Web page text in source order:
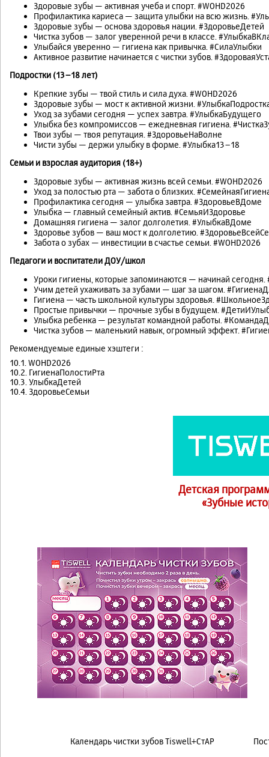
Здоровые зубы — активная учеба и спорт. #WOHD2026
Профилактика кариеса — защита улыбки на всю жизнь.
Здоровые зубы — основа здоровья нации. #ЗдоровьеДетей
Чистка зубов — залог уверенной речи в классе.
Улыбайся уверенно — гигиена как привычка. #СилаУлыбки
Активное развитие начинается с чистки зубов.
Подростки (13–18 лет)
Крепкие зубы — твой стиль и сила духа. #WOHD2026
Здоровые зубы — мост к активной жизни.
Уход за зубами сегодня — успех завтра. #УлыбкаБудущего
Улыбка без компромиссов — ежедневная гигиена.
Твои зубы — твоя репутация. #ЗдоровьеНаВолне
Чисти зубы — держи улыбку в форме. #Улыбка13–18
Семьи и взрослая аудитория (18+)
Здоровые зубы — активная жизнь всей семьи. #WOHD2026
Уход за полостью рта — забота о близких.
Профилактика сегодня — улыбка завтра. #ЗдоровьеВДоме
Улыбка — главный семейный актив. #СемьяИЗдоровье
Домашняя гигиена — залог долголетия. #УлыбкаВДоме
Здоровье зубов — ваш мост к долголетию.
Забота о зубах — инвестиции в счастье семьи. #WOHD2026
Педагоги и воспитатели ДОУ/школ
Уроки гигиены, которые запоминаются — начинай сегодня.
Учим детей ухаживать за зубами — шаг за шагом.
Гигиена — часть школьной культуры здоровья.
Простые привычки — прочные зубы в будущем.
Улыбка ребенка — результат командной работы.
Чистка зубов — маленький навык, огромный эффект.
Рекомендуемые единые хэштеги :
10.1. WOHD2026
10.2. ГигиенаПолостиРта
10.3. УлыбкаДетей
10.4. ЗдоровьеСемьи
Детская
«Зубные
Календарь чистки зубов Tiswell+СтАР